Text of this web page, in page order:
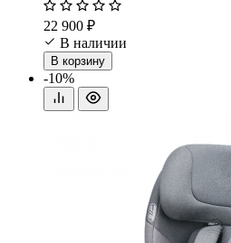
22 900 ₽
В наличии
В корзину
-10%